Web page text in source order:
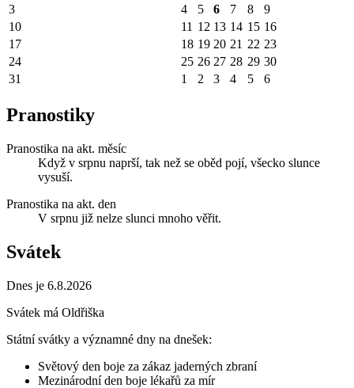
3 4 5 6 7 8
9
10
11 12 13 14 15 16
17
18 19 20 21 22 23
24
25 26 27 28 29 30
31
1 2 3 4 5 6
Pranostiky
Pranostika na akt. měsíc
Když v srpnu naprší, tak než se oběd pojí, všecko slunce
vysuší.
Pranostika na akt. den
V srpnu již nelze slunci mnoho věřit.
Svátek
Dnes je 6.8.2026
Svátek má Oldřiška
Státní svátky a významné dny na dnešek:
Světový den boje za zákaz jaderných zbraní
Mezinárodní den boje lékařů za mír